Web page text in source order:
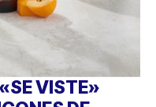
VISTE»